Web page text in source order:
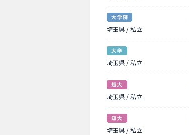
埼玉県 / 私立
埼玉県 / 私立
埼玉県 / 私立
埼玉県 / 私立